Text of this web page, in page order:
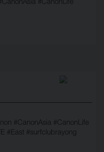
#CanonAsia #CanonLife
#East #surfclubrayong